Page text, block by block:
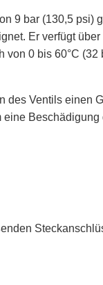
9 bar (130,5 psi)
Er verfügt
0 bis 60°C
des Ventils einen